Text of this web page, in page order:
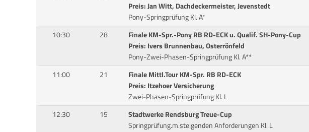
Preis: Jan Witt, Dachdeckermeister, Jevenstedt
Pony-Springprüfung Kl. A*
10:30 28
Finale KM-Spr.-Pony RB RD-ECK u. Qualif. SH-Pony-Cup
Preis: Ivers Brunnenbau, Osterrönfeld
Pony-Zwei-Phasen-Springprüfung Kl. A**
11:00 21
Finale Mittl.Tour KM-Spr. RB RD-ECK
Preis: Itzehoer Versicherung
Zwei-Phasen-Springprüfung Kl. L
12:30 15
Stadtwerke Rendsburg Treue-Cup
Springprüfung.m.steigenden Anforderungen Kl. L